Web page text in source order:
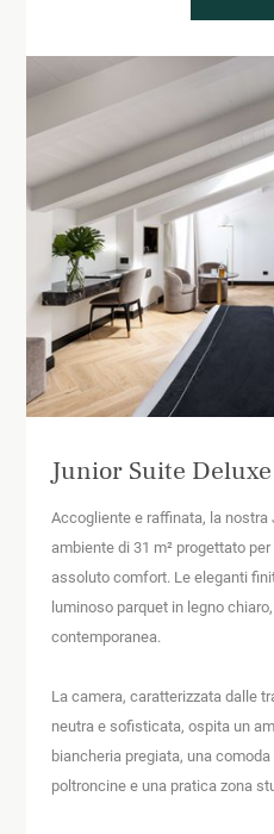
Junior Suite Deluxe
Accogliente e raffinata, la nostra
ambiente di 31 m² progettato
assoluto comfort. Le eleganti
luminoso parquet in legno
contemporanea.
La camera, caratterizzata dalle
neutra e sofisticata, ospita un
biancheria pregiata, una
poltroncine e una pratica zona